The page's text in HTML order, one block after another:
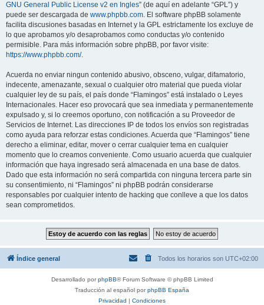
GNU General Public License v2 en Ingles” (de aquí en adelante “GPL”) y
puede ser descargada de www.phpbb.com. El software phpBB solamente
facilita discusiones basadas en Internet y la GPL estrictamente los excluye de
lo que aprobamos y/o desaprobamos como conductas y/o contenido
permisible. Para más información sobre phpBB, por favor visite:
https://www.phpbb.com/.
Acuerda no enviar ningun contenido abusivo, obsceno, vulgar, difamatorio,
indecente, amenazante, sexual o cualquier otro material que pueda violar
cualquier ley de su país, el país donde “Flamingos” está instalado o Leyes
Internacionales. Hacer eso provocará que sea inmediata y permanentemente
expulsado y, si lo creemos oportuno, con notificación a su Proveedor de
Servicios de Internet. Las direcciones IP de todos los envíos son registradas
como ayuda para reforzar estas condiciones. Acuerda que “Flamingos” tiene
derecho a eliminar, editar, mover o cerrar cualquier tema en cualquier
momento que lo creamos conveniente. Como usuario acuerda que cualquier
información que haya ingresado será almacenada en una base de datos.
Dado que esta información no será compartida con ninguna tercera parte sin
su consentimiento, ni “Flamingos” ni phpBB podrán considerarse
responsables por cualquier intento de hacking que conlleve a que los datos
sean comprometidos.
Índice general Todos los horarios son UTC+02:00
Desarrollado porphpBB® Forum Software © phpBB Limited
Traducción al español porphpBB España
Privacidad | Condiciones